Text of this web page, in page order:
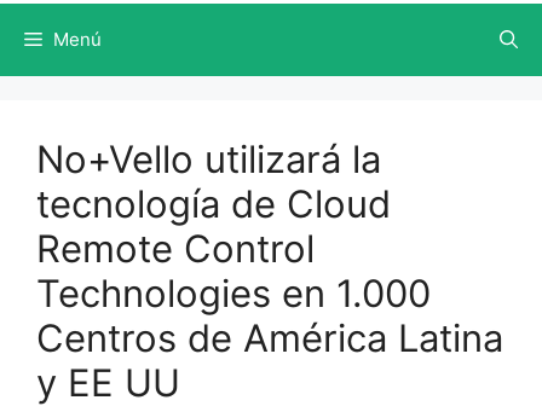
Menú
No+Vello utilizará la
tecnología de Cloud
Remote Control
Technologies en 1.000
Centros de América Latina
y EE UU